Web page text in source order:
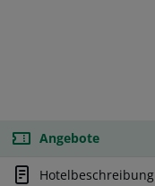
Angebote
Hotelbeschreibung